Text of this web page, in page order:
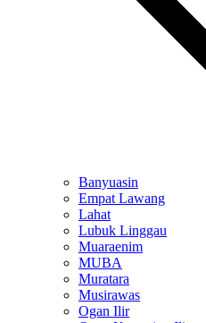
Banyuasin
Empat Lawang
Lahat
Lubuk Linggau
Muaraenim
MUBA
Muratara
Musirawas
Ogan Ilir